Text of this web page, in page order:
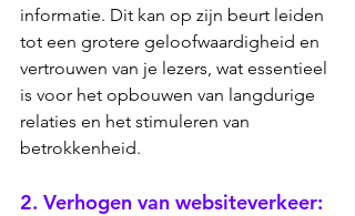
informatie. Dit kan op zijn beurt leiden
tot een grotere geloofwaardigheid en
vertrouwen van je lezers, wat essentieel
is voor het opbouwen van langdurige
relaties en het stimuleren van
betrokkenheid.
2. Verhogen van websiteverkeer: